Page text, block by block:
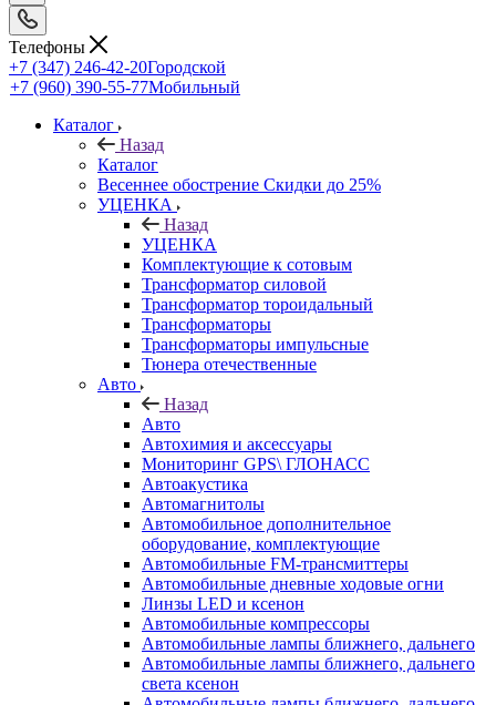
Телефоны
+7 (347) 246-42-20Городской
+7 (960) 390-55-77Мобильный
Каталог
Назад
Каталог
Весеннее обострение Скидки до 25%
УЦЕНКА
Назад
УЦЕНКА
Комплектующие к сотовым
Трансформатор силовой
Трансформатор тороидальный
Трансформаторы
Трансформаторы импульсные
Тюнера отечественные
Авто
Назад
Авто
Автохимия и аксессуары
Мониторинг GPS\ ГЛОНАСС
Автоакустика
Автомагнитолы
Автомобильное дополнительное
оборудование, комплектующие
Автомобильные FM-трансмиттеры
Автомобильные дневные ходовые огни
Линзы LED и ксенон
Автомобильные компрессоры
Автомобильные лампы ближнего, дальнего
Автомобильные лампы ближнего, дальнего
света ксенон